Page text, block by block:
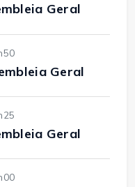
Geral
Geral
Geral